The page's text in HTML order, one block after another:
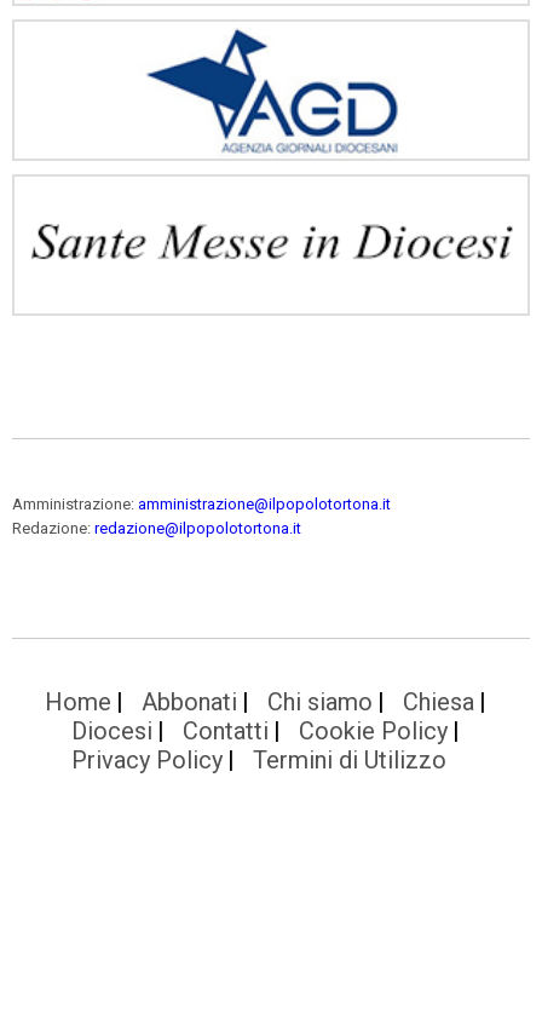
Amministrazione: amministrazione@ilpopolotortona.it
Redazione: redazione@ilpopolotortona.it
Home Abbonati Chi siamo
Chiesa
Diocesi
Contatti
Cookie Policy
Privacy Policy
Termini di Utilizzo